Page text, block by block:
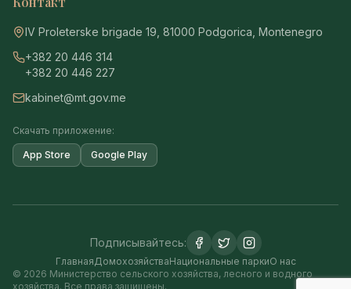
IV Proleterske brigade 19, 81000 Podgorica, Montenegro
+382 20 446 314
+382 20 446 227
kabinet@mt.gov.me
Скачать приложение:
App Store Google Play
Подписывайтесь:
ГлавнаяДомохозяйстваНациональные паркиО нас
© 2026 Министерство сельского хозяйства, лесного и водного
хозяйства. Все права защищены.